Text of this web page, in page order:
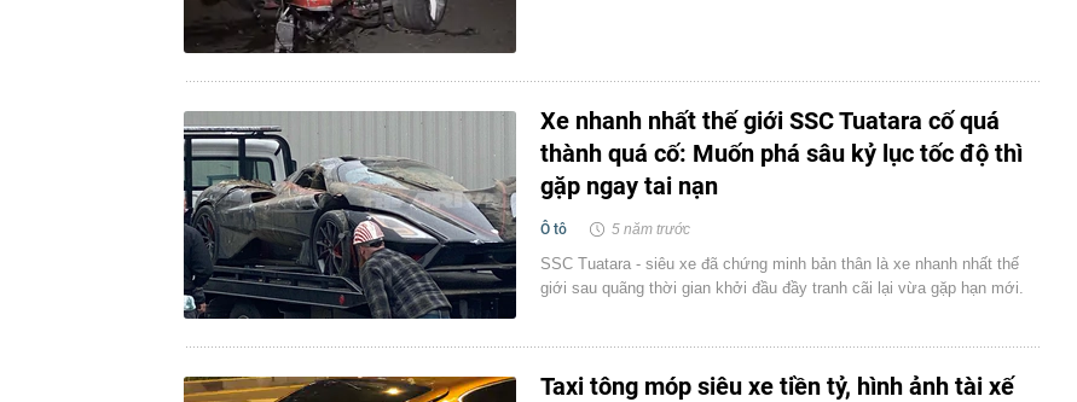
Xe nhanh nhất thế giới SSC Tuatara cố quá
thành quá cố: Muốn phá sâu kỷ lục tốc độ thì
gặp ngay tai nạn
Ô tô 5 năm trước
SSC Tuatara - siêu xe đã chứng minh bản thân là xe nhanh nhất thế
giới sau quãng thời gian khởi đầu đầy tranh cãi lại vừa gặp hạn mới.
Taxi tông móp siêu xe tiền tỷ, hình ảnh tài xế